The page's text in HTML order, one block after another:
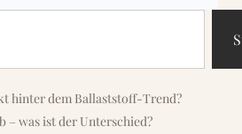
79,90€ 65,00€
hinter dem Ballaststoff-Trend?
– was ist der Unterschied?